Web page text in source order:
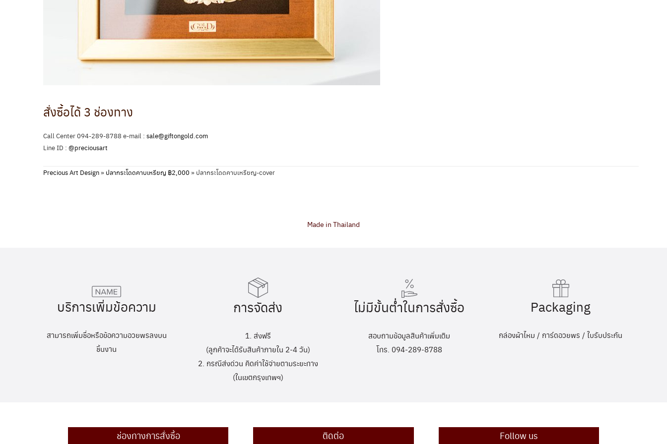
สั่งซื้อได้ 3 ช่องทาง
Call Center 094-289-8788 e-mail : sale@giftongold.com
Line ID : @preciousart
Precious Art Design» ปลากระโดดคาบเหรียญ ฿2,000 » ปลากระโดดคาบเหรียญ-cover
Made in Thailand
บริการเพิ่มข้อความ
สามารถเพิ่มชื่อหรือข้อความอวยพรลงบน
ชิ้นงาน
การจัดส่ง
1. ส่งฟรี
(ลูกค้าจะได้รับสินค้าภายใน 2-4 วัน)
2. กรณีส่งด่วน คิดค่าใช้จ่ายตามระยะทาง
(ในเขตกรุงเทพฯ)
ไม่มีขั้นต่ำในการสั่งซื้อ
สอบถามข้อมูลสินค้าเพิ่มเติม
โทร. 094-289-8788
Packaging
กล่องผ้าไหม / การ์ดอวยพร / ใบรับประกัน
ช่องทางการสั่งซื้อ ติดต่อ Follow us